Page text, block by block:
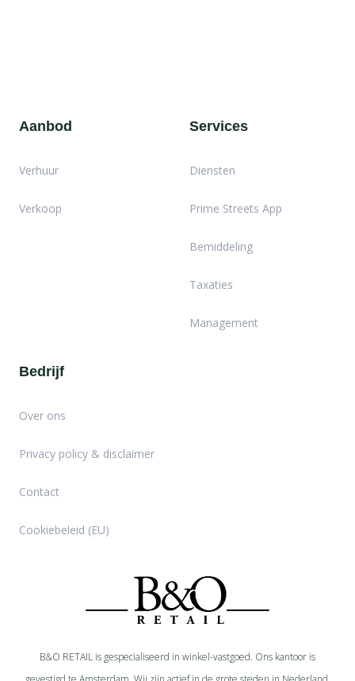
B&O RETAIL is gespecialiseerd in winkel-vastgoed. Ons kantoor is
Aanbod
Verhuur
Verkoop
Services
Diensten
Prime Streets App
Bemiddeling
Taxaties
Management
Bedrijf
Over ons
Privacy policy & disclaimer
Contact
Cookiebeleid (EU)